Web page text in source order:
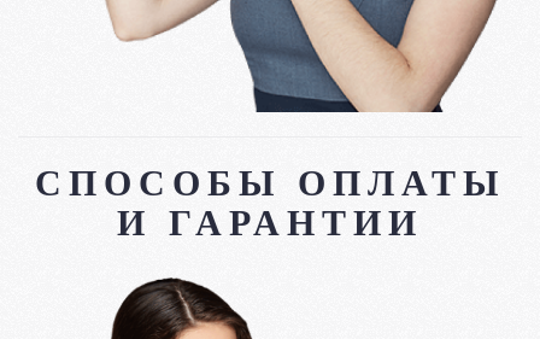
СПОСОБЫ ОПЛАТЫ
И ГАРАНТИИ